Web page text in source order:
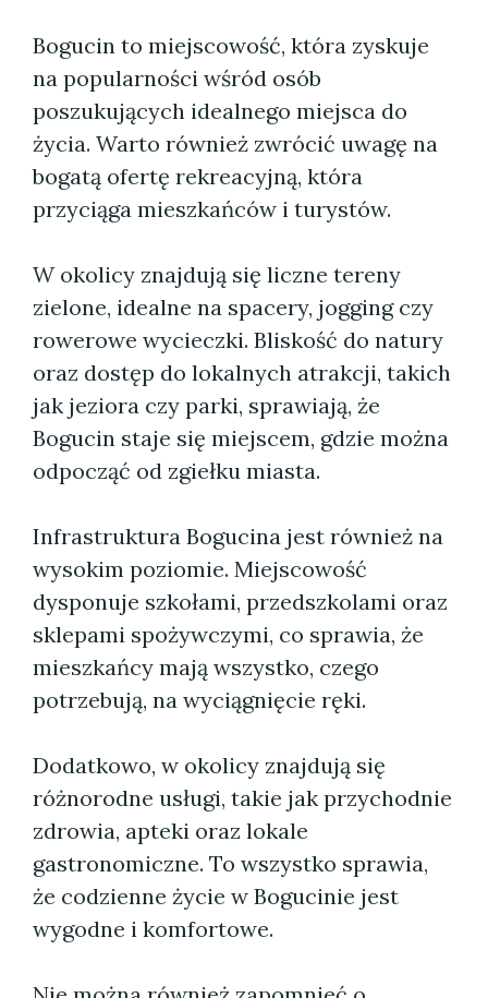
Bogucin to miejscowość, która zyskuje
na popularności wśród osób
poszukujących idealnego miejsca do
życia. Warto również zwrócić uwagę na
bogatą ofertę rekreacyjną, która
przyciąga mieszkańców i turystów.
W okolicy znajdują się liczne tereny
zielone, idealne na spacery, jogging czy
rowerowe wycieczki. Bliskość do natury
oraz dostęp do lokalnych atrakcji, takich
jak jeziora czy parki, sprawiają, że
Bogucin staje się miejscem, gdzie można
odpocząć od zgiełku miasta.
Infrastruktura Bogucina jest również na
wysokim poziomie. Miejscowość
dysponuje szkołami, przedszkolami oraz
sklepami spożywczymi, co sprawia, że
mieszkańcy mają wszystko, czego
potrzebują, na wyciągnięcie ręki.
Dodatkowo, w okolicy znajdują się
różnorodne usługi, takie jak przychodnie
zdrowia, apteki oraz lokale
gastronomiczne. To wszystko sprawia,
że codzienne życie w Bogucinie jest
wygodne i komfortowe.